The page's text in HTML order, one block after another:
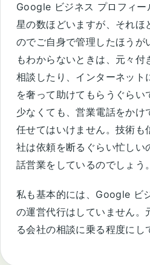
Google ビジネス プロフィー
星の数ほどいますが、それほ
のでご自身で管理したほうが
もわからないときは、元々付
相談したり、インターネット
を奢って助けてもらうぐらい
少なくても、営業電話をかけ
任せてはいけません。技術も
社は依頼を断るぐらい忙しい
話営業をしているのでしょう。
私も基本的には、Google ビ
の運営代行はしていません。
る会社の相談に乗る程度にし